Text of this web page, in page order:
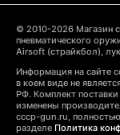
© 2010-2026 Магазин
пневматического
Airsoft (страйкбол),
Информация на сайте
в коем виде не
РФ. Комплект
изменены
cccp-gun.ru,
разделе Политика